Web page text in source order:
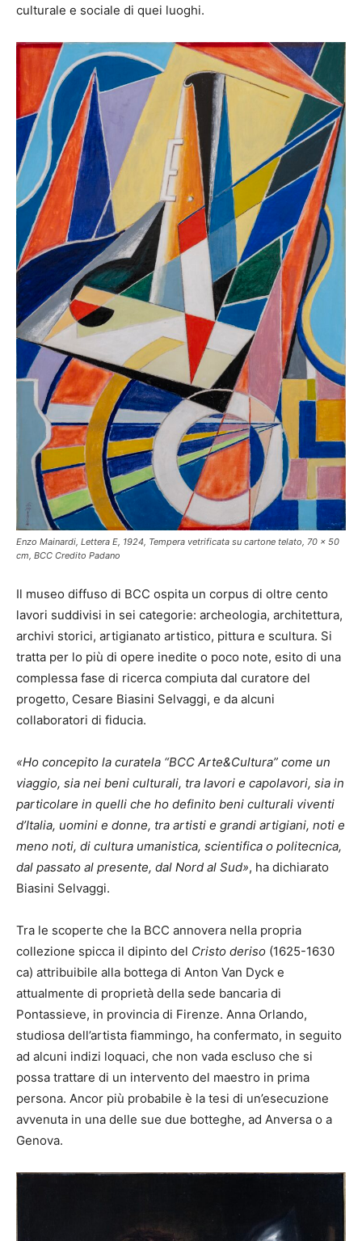
culturale e sociale di quei luoghi.
Enzo Mainardi, Lettera E, 1924, Tempera vetrificata su cartone telato, 70 x 50
cm, BCC Credito Padano
Il museo diffuso di BCC ospita un corpus di oltre cento
lavori suddivisi in sei categorie: archeologia, architettura,
archivi storici, artigianato artistico, pittura e scultura. Si
tratta per lo più di opere inedite o poco note, esito di una
complessa fase di ricerca compiuta dal curatore del
progetto, Cesare Biasini Selvaggi, e da alcuni
collaboratori di fiducia.
«Ho concepito la curatela “BCC Arte&Cultura” come un
viaggio, sia nei beni culturali, tra lavori e capolavori, sia in
particolare in quelli che ho definito beni culturali viventi
d’Italia, uomini e donne, tra artisti e grandi artigiani, noti e
meno noti, di cultura umanistica, scientifica o politecnica,
dal passato al presente, dal Nord al Sud», ha dichiarato
Biasini Selvaggi.
Tra le scoperte che la BCC annovera nella propria
collezione spicca il dipinto del Cristo deriso (1625-1630
ca) attribuibile alla bottega di Anton Van Dyck e
attualmente di proprietà della sede bancaria di
Pontassieve, in provincia di Firenze. Anna Orlando,
studiosa dell’artista fiammingo, ha confermato, in seguito
ad alcuni indizi loquaci, che non vada escluso che si
possa trattare di un intervento del maestro in prima
persona. Ancor più probabile è la tesi di un’esecuzione
avvenuta in una delle sue due botteghe, ad Anversa o a
Genova.